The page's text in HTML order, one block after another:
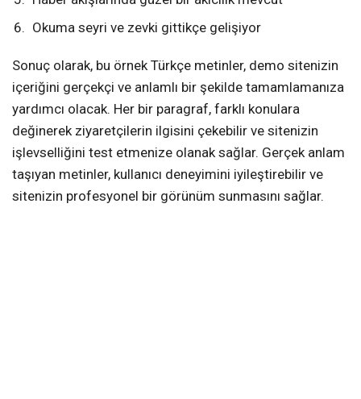
Okuma seyri ve zevki gittikçe gelişiyor
Sonuç olarak, bu örnek Türkçe metinler, demo sitenizin
içeriğini gerçekçi ve anlamlı bir şekilde tamamlamanıza
yardımcı olacak. Her bir paragraf, farklı konulara
değinerek ziyaretçilerin ilgisini çekebilir ve sitenizin
işlevselliğini test etmenize olanak sağlar. Gerçek anlam
taşıyan metinler, kullanıcı deneyimini iyileştirebilir ve
sitenizin profesyonel bir görünüm sunmasını sağlar.